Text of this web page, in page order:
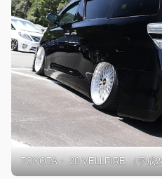
TOYOTA・ 20 VELLFIRE （平成